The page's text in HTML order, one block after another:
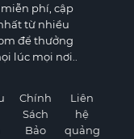
phí, cập
từ nhiều
để thưởng
lúc mọi nơi..
Chính
Sách
Bảo
Liên
hệ
quảng